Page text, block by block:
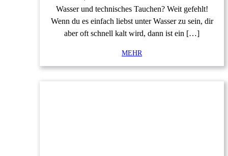
Wasser und technisches Tauchen? Weit gefehlt!
Wenn du es einfach liebst unter Wasser zu sein, dir
aber oft schnell kalt wird, dann ist ein […]
MEHR